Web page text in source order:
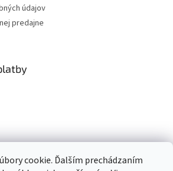
cookie. Ďalším prechádzaním
údajov
predajne